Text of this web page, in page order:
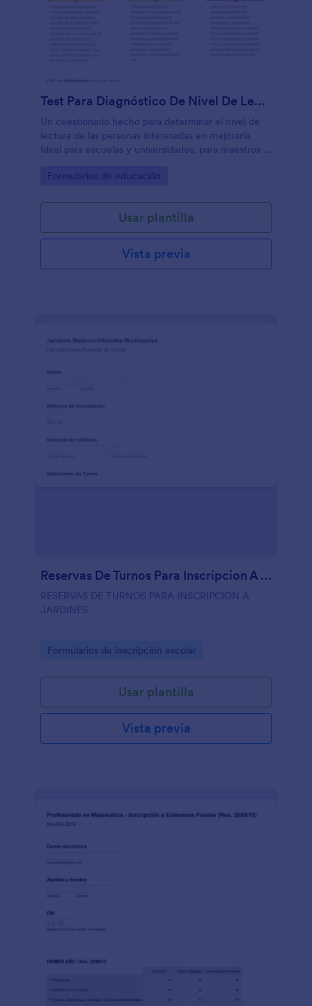
Test Para Diagnóstico De Nivel De Lectura En PC
Un cuestionario hecho para determinar el nivel de
lectura de las personas interesadas en mejorarla.
Ideal para escuelas y universidades, para maestros o
lectura.
Go to Category:
Formularios de educación
Usar plantilla
Vista previa
Reservas De Turnos Para Inscripcion A Jardines
RESERVAS DE TURNOS PARA INSCRIPCION A
JARDINES
Go to Category:
Formularios de inscripción escolar
Usar plantilla
Vista previa